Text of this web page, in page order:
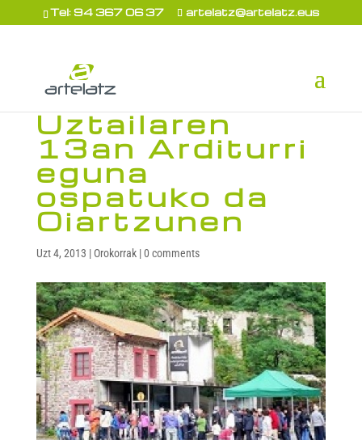
Tel: 94 367 06 37 artelatz@artelatz.eus
Uztailaren
13an Arditurri
eguna
ospatuko da
Oiartzunen
Uzt 4, 2013 | Orokorrak|0 comments